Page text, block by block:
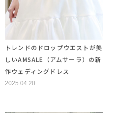
トレンドのドロップウエストが美
しいAMSALE（アムサーラ）の新
作ウェディングドレス
2025.04.20